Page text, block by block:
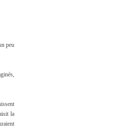
peu
la